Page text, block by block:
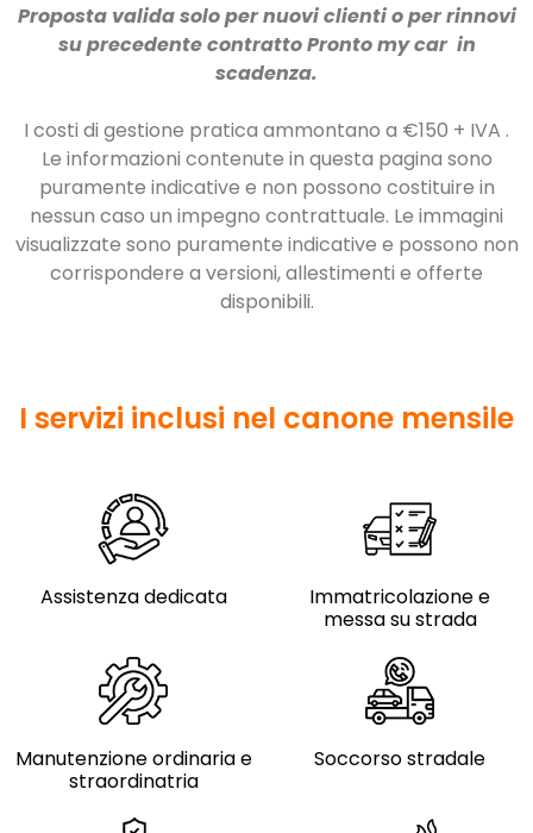
Proposta valida solo per nuovi clienti o per rinnovi
su precedente contratto Pronto my car in
scadenza.
I costi di gestione pratica ammontano a €150 + IVA .
Le informazioni contenute in questa pagina sono
puramente indicative e non possono costituire in
nessun caso un impegno contrattuale. Le immagini
visualizzate sono puramente indicative e possono non
corrispondere a versioni, allestimenti e offerte
disponibili.
I servizi inclusi nel canone mensile
Assistenza dedicata
Immatricolazione e
messa su strada
Manutenzione ordinaria e
straordinatria
Soccorso stradale